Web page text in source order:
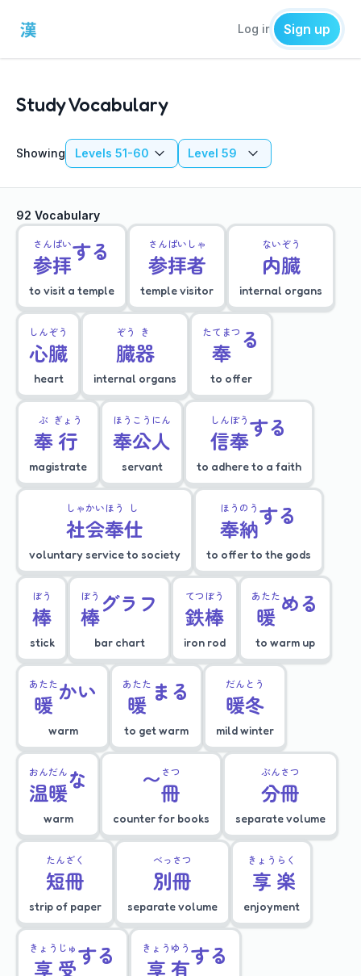
Log in Sign up
Study Vocabulary
Showing Levels 51-60 Level 59
92 Vocabulary
参
さん
拝
ぱいする
to visit a temple
参
さん
拝
ぱい
者
しゃ
temple visitor
内
ない
臓
ぞう
internal organs
心
しん
臓
ぞう
heart
臓
ぞう
器
き
internal organs
奉
たてまつ る
to offer
奉
ぶ
行
ぎょう
magistrate
奉
ほう
公
こう
人
にん
servant
信
しん
奉
ぽう する
to adhere to a faith
社
しゃ
会
かい
奉
ほう
仕
し
voluntary service to society
奉
ほう
納
のう する
to offer to the gods
棒
ぼう
stick
棒
ぼう グラフ
bar chart
鉄
てつ
棒
ぼう
iron rod
暖
あたた める
to warm up
暖
あたた かい
warm
暖
あたた まる
to get warm
暖
だん
冬
とう
mild winter
温
おん
暖
だんな
warm
〜冊
さつ
counter for books
分
ぶん
冊
さつ
separate volume
短
たん
冊
ざく
strip of paper
別
べっ
冊
さつ
separate volume
享
きょう
楽
らく
enjoyment
享
きょう
受
じゅ する 享
きょう
有
ゆう する